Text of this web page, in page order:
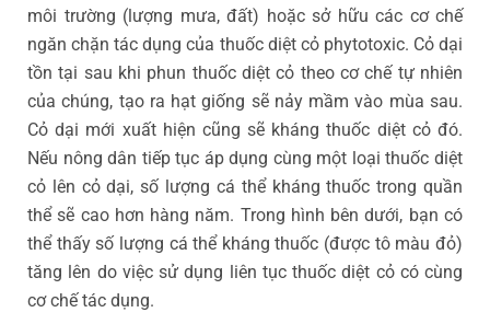
môi trường (lượng mưa, đất) hoặc sở hữu các cơ chế
ngăn chặn tác dụng của thuốc diệt cỏ phytotoxic. Cỏ dại
tồn tại sau khi phun thuốc diệt cỏ theo cơ chế tự nhiên
của chúng, tạo ra hạt giống sẽ nảy mầm vào mùa sau.
Cỏ dại mới xuất hiện cũng sẽ kháng thuốc diệt cỏ đó.
Nếu nông dân tiếp tục áp dụng cùng một loại thuốc diệt
cỏ lên cỏ dại, số lượng cá thể kháng thuốc trong quần
thể sẽ cao hơn hàng năm. Trong hình bên dưới, bạn có
thể thấy số lượng cá thể kháng thuốc (được tô màu đỏ)
tăng lên do việc sử dụng liên tục thuốc diệt cỏ có cùng
cơ chế tác dụng.